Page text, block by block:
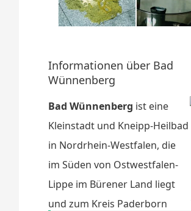
Informationen über Bad
Wünnenberg
Bad Wünnenberg ist eine
Kleinstadt und Kneipp-Heilbad
in Nordrhein-Westfalen, die
im Süden von Ostwestfalen-
Lippe im Bürener Land liegt
und zum Kreis Paderborn